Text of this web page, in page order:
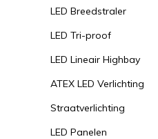
LED Breedstraler
LED Tri-proof
LED Lineair Highbay
ATEX LED Verlichting
Straatverlichting
LED Panelen